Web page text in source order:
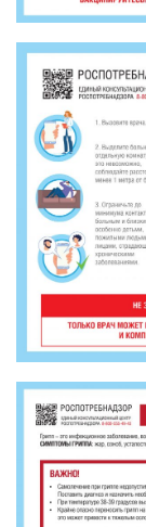
МБУ Дом
МБУ Дом
МБОУ ДО
МБОУ ДО
МБУК
музей»
МБУ Парк
МБУК
ДК «Россия»
Афиша
Независимая